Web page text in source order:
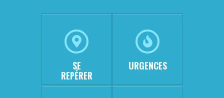
SE
REPÉRER
URGENCES